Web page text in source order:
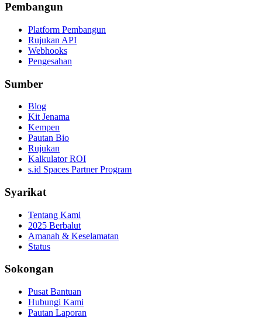
Pembangun
Platform Pembangun
Rujukan API
Webhooks
Pengesahan
Sumber
Blog
Kit Jenama
Kempen
Pautan Bio
Rujukan
Kalkulator ROI
s.id Spaces Partner Program
Syarikat
Tentang Kami
2025 Berbalut
Amanah & Keselamatan
Status
Sokongan
Pusat Bantuan
Hubungi Kami
Pautan Laporan